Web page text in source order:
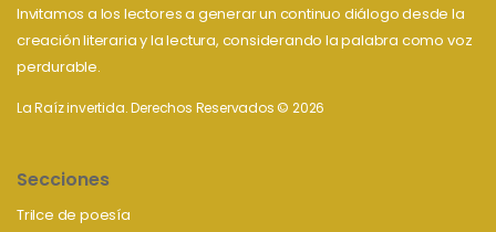
Invitamos a los lectores a generar un continuo diálogo desde la
creación literaria y la lectura, considerando la palabra como voz
perdurable.
La Raíz invertida. Derechos Reservados © 2026
Secciones
Trilce de poesía